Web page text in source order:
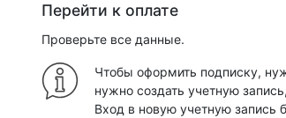
Перейти к оплате
Проверьте все данные.
действителен в течение часа. При
распространяется на оплату с
Чтобы оформить подписку,
нужно создать учетную запись,
Вход в новую учетную запись